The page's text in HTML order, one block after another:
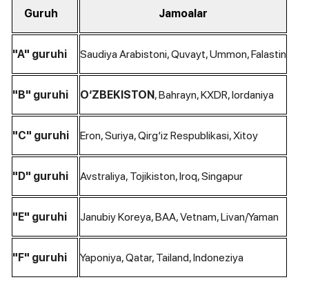
Guruh Jamoalar
"A" guruhi Saudiya Arabistoni, Quvayt, Ummon, Falastin
"B" guruhi O‘ZBEKISTON, Bahrayn, KXDR, Iordaniya
"C" guruhi Eron, Suriya, Qirg‘iz Respublikasi, Xitoy
"D" guruhi Avstraliya, Tojikiston, Iroq, Singapur
"E" guruhi Janubiy Koreya, BAA, Vetnam, Livan/Yaman
"F" guruhi Yaponiya, Qatar, Tailand, Indoneziya